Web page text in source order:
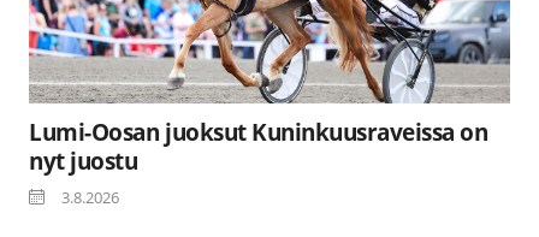
Lumi-Oosan juoksut Kuninkuusraveissa on
nyt juostu
3.8.2026